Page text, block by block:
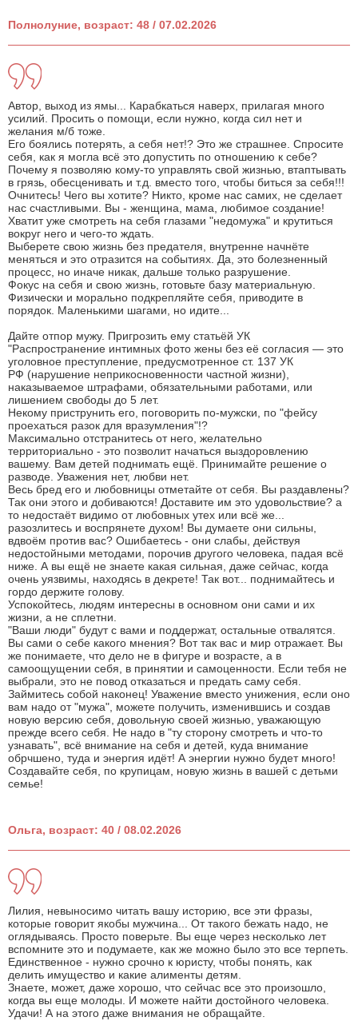
Полнолуние, возраст: 48 / 07.02.2026
Автор, выход из ямы... Карабкаться наверх, прилагая много
усилий. Просить о помощи, если нужно, когда сил нет и
желания м/б тоже.
Его боялись потерять, а себя нет!? Это же страшнее. Спросите
себя, как я могла всё это допустить по отношению к себе?
Почему я позволяю кому-то управлять свой жизнью, втаптывать
в грязь, обесценивать и т.д. вместо того, чтобы биться за себя!!!
Очнитесь! Чего вы хотите? Никто, кроме нас самих, не сделает
нас счастливыми. Вы - женщина, мама, любимое создание!
Хватит уже смотреть на себя глазами "недомужа" и крутиться
вокруг него и чего-то ждать.
Выберете свою жизнь без предателя, внутренне начнёте
меняться и это отразится на событиях. Да, это болезненный
процесс, но иначе никак, дальше только разрушение.
Фокус на себя и свою жизнь, готовьте базу материальную.
Физически и морально подкрепляйте себя, приводите в
порядок. Маленькими шагами, но идите...
Дайте отпор мужу. Пригрозить ему статьёй УК
"Распространение интимных фото жены без её согласия — это
уголовное преступление, предусмотренное ст. 137 УК
РФ (нарушение неприкосновенности частной жизни),
наказываемое штрафами, обязательными работами, или
лишением свободы до 5 лет.
Некому приструнить его, поговорить по-мужски, по "фейсу
проехаться разок для вразумления"!?
Максимально отстранитесь от него, желательно
территориально - это позволит начаться выздоровлению
вашему. Вам детей поднимать ещё. Принимайте решение о
разводе. Уважения нет, любви нет.
Весь бред его и любовницы отметайте от себя. Вы раздавлены?
Так они этого и добиваются! Доставите им это удовольствие? а
то недостаёт видимо от любовных утех или всё же...
разозлитесь и воспрянете духом! Вы думаете они сильны,
вдвоём против вас? Ошибаетесь - они слабы, действуя
недостойными методами, порочив другого человека, падая всё
ниже. А вы ещё не знаете какая сильная, даже сейчас, когда
очень уязвимы, находясь в декрете! Так вот... поднимайтесь и
гордо держите голову.
Успокойтесь, людям интересны в основном они сами и их
жизни, а не сплетни.
"Ваши люди" будут с вами и поддержат, остальные отвалятся.
Вы сами о себе какого мнения? Вот так вас и мир отражает. Вы
же понимаете, что дело не в фигуре и возрасте, а в
самоощущении себя, в принятии и самоценности. Если тебя не
выбрали, это не повод отказаться и предать саму себя.
Займитесь собой наконец! Уважение вместо унижения, если оно
вам надо от "мужа", можете получить, изменившись и создав
новую версию себя, довольную своей жизнью, уважающую
прежде всего себя. Не надо в "ту сторону смотреть и что-то
узнавать", всё внимание на себя и детей, куда внимание
обрчшено, туда и энергия идёт! А энергии нужно будет много!
Создавайте себя, по крупицам, новую жизнь в вашей с детьми
семье!
Ольга, возраст: 40 / 08.02.2026
Лилия, невыносимо читать вашу историю, все эти фразы,
которые говорит якобы мужчина... От такого бежать надо, не
оглядываясь. Просто поверьте. Вы еще через несколько лет
вспомните это и подумаете, как же можно было это все терпеть.
Единственное - нужно срочно к юристу, чтобы понять, как
делить имущество и какие алименты детям.
Знаете, может, даже хорошо, что сейчас все это произошло,
когда вы еще молоды. И можете найти достойного человека.
Удачи! А на этого даже внимания не обращайте.